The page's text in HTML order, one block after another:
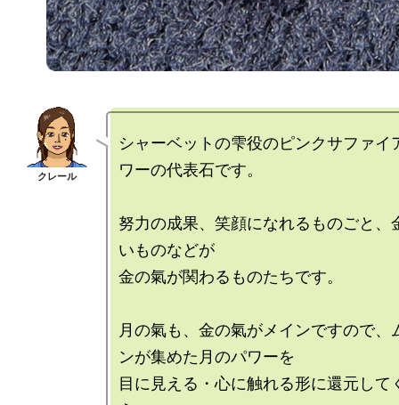
シャーベットの雫役のピンクサファイ
ワーの代表石です。
努力の成果、笑顔になれるものごと、
いものなどが
金の氣が関わるものたちです。
月の氣も、金の氣がメインですので、
ンが集めた月のパワーを
目に見える・心に触れる形に還元して